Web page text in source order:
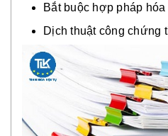
Bắt buộc hợp pháp
Dịch thuật công chứng